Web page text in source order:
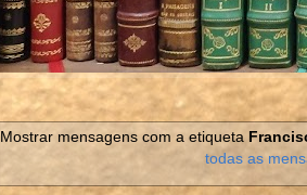
Mostrar mensagens com a etiqueta
todas as